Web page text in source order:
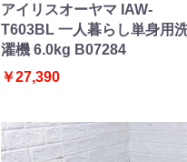
アイリスオーヤマ IAW-
T603BL 一人暮らし単身用
濯機 6.0kg B07284
￥27,390